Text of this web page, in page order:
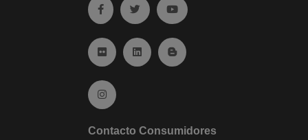
Ir a facebook (abre en ventana nueva)
Ir a twitter (abre en ventana nueva)
Ir a YouTube (abre en
Ir a Flickr (abre en ventana nueva)
Ir a Linkedin (abre en ventana nueva)
Ir al Blog (abre en ventana
Ir a Instagram (abre en ventana nueva)
Contacto Consumidores